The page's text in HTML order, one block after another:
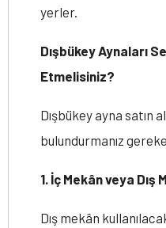
yerler.
Dışbükey Aynaları
Etmelisiniz?
Dışbükey ayna satın
bulundurmanız
1. İç Mekân veya Dış
Dış mekân